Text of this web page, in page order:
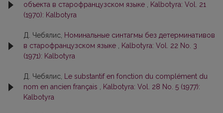
объекта в старофранцузском языке
Kalbotyra: Vol. 21
(1970): Kalbotyra
Д. Чебялис, Номинальные синтагмы без детерминативов
в старофранцузском языке
Kalbotyra: Vol. 22 No. 3
(1971): Kalbotyra
Д. Чебялис,
Le substantif en fonction du complément du
nom en ancien français
Kalbotyra: Vol. 28 No. 5 (1977):
Kalbotyra